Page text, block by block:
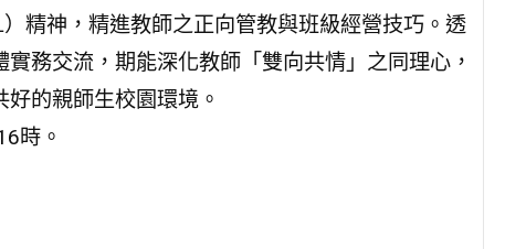
精神，精進教師之正向管教與班級經營技巧。透
務交流，期能深化教師「雙向共情」之同理心，
的親師生校園環境。
時。